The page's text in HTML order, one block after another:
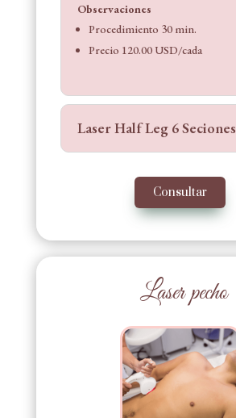
Observaciones
Procedimiento 30 min.
Precio 120.00 USD/cada
Laser Half Leg 6 Seciones
Consultar
Laser pecho